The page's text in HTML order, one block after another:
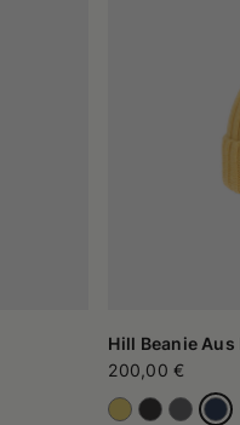
in città alle gite in
i beanie e le cuffie, non
chi apprezza la
o di soluzioni più
più aderente e
praticità, personalità e un
Hill Beanie
200,00 €